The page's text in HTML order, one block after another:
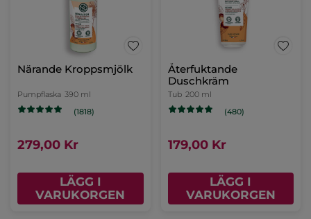
Närande Kroppsmjölk
Pumpflaska 390 ml
(1818)
279,00 Kr
LÄGG I
VARUKORGEN